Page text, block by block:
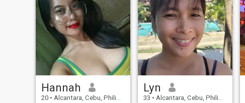
Hannah
20 • Alcantara, Cebu, Philippinen
Lyn
33 • Alcantara, Cebu, Philippinen